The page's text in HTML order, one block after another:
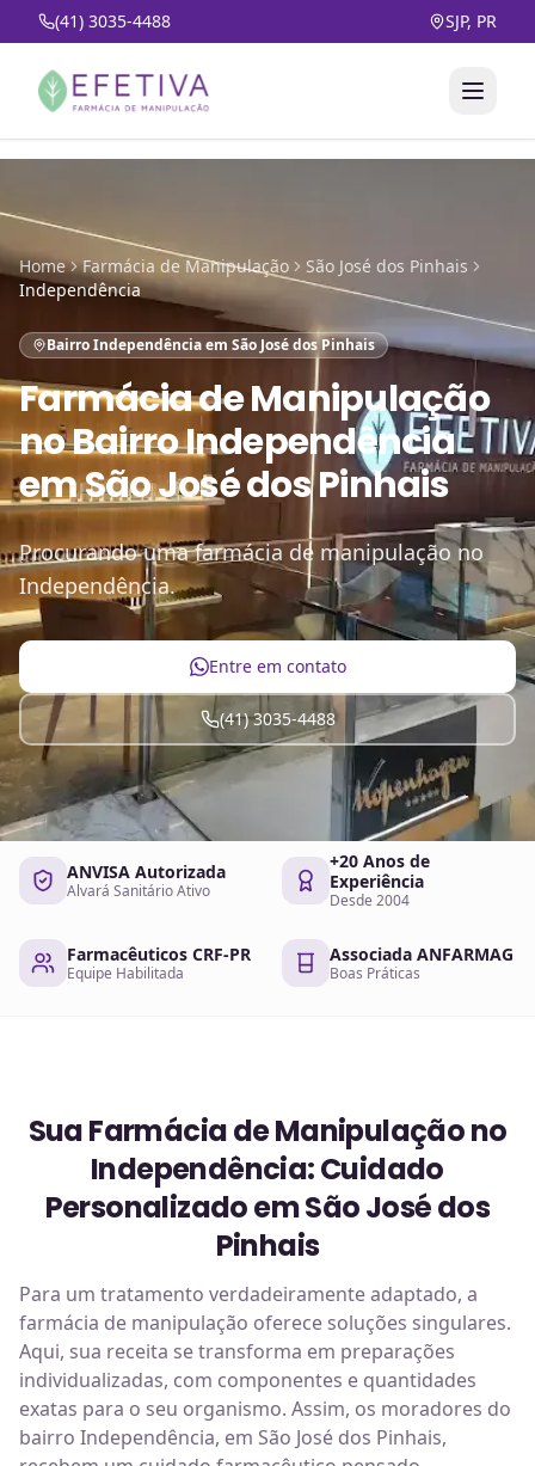
(41) 3035-4488 SJP, PR
Home Farmácia de Manipulação
São José dos Pinhais
Independência
Bairro Independência em São José dos Pinhais
Farmácia de Manipulação
noBairro Independência
em São José dos Pinhais
Procurando uma farmácia de manipulação no
Independência.
Entre em contato
(41) 3035-4488
ANVISA Autorizada
Alvará Sanitário Ativo
+20 Anos de
Experiência
Desde 2004
Farmacêuticos CRF-PR
Equipe Habilitada
Associada ANFARMAG
Boas Práticas
Sua Farmácia de Manipulação no
Independência: Cuidado
Personalizado em São José dos
Pinhais
Para um tratamento verdadeiramente adaptado, a
farmácia de manipulação oferece soluções singulares.
Aqui, sua receita se transforma em preparações
individualizadas, com componentes e quantidades
exatas para o seu organismo. Assim, os moradores do
bairro Independência, em São José dos Pinhais,